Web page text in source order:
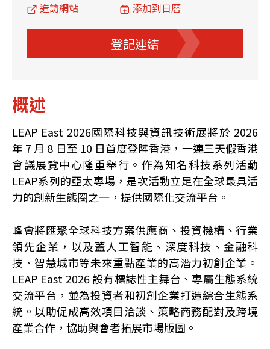
造訪網站 添加到日曆
登記連結
概述
LEAP East 2026國際科技與資訊技術展將於 2026
年 7 月 8 日至 10 日首度登陸香港，一連三天假香港
會議展覽中心隆重舉行。作為知名科技系列活動
LEAP系列的亞太專場，是次活動立足在全球最具活
力的創新生態圈之一，提供國際化交流平台。
峰會將匯聚全球科技方案供應商、投資機構、行業
領先企業，以及蓋人工智能、深度科技、金融科
技、智慧城市等未來重點產業的高潛力初創企業。
LEAP East 2026 設有標誌性主舞台、專屬生態系統
交流平台，並為投資者和初創企業打造綜合生態系
統。以助促成高效項目洽談、策略商務配對及跨境
產業合作，協助與會者拓展市場版圖。